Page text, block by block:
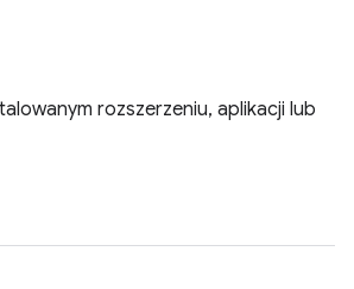
rozszerzeniu, aplikacji lub